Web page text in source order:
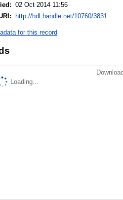
02 Oct 2014 11:56
http://hdl.handle.net/10760/3831
for this record
Loading...